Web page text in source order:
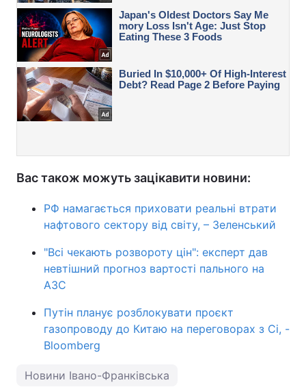
Вас також можуть зацікавити новини:
РФ намагається приховати реальні втрати
нафтового сектору від світу, – Зеленський
"Всі чекають розвороту цін": експерт дав
невтішний прогноз вартості пального на
АЗС
Путін планує розблокувати проєкт
газопроводу до Китаю на переговорах з Сі, -
Bloomberg
Новини Івано-Франківська